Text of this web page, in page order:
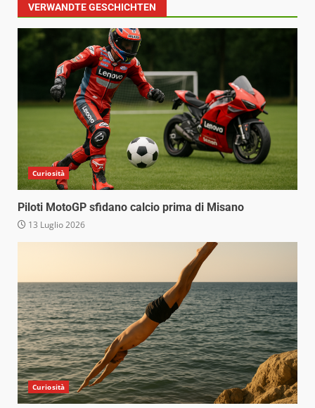
VERWANDTE GESCHICHTEN
Curiosità
Piloti MotoGP sfidano calcio prima di Misano
13 Luglio 2026
Curiosità